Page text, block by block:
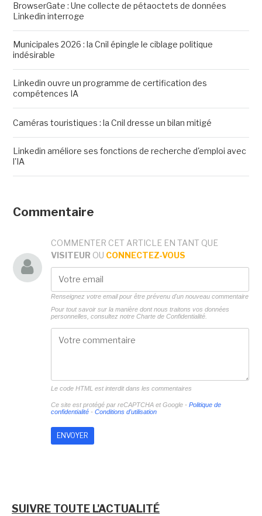
BrowserGate : Une collecte de pétaoctets de données
Linkedin interroge
Municipales 2026 : la Cnil épingle le ciblage politique
indésirable
Linkedin ouvre un programme de certification des
compétences IA
Caméras touristiques : la Cnil dresse un bilan mitigé
Linkedin améliore ses fonctions de recherche d'emploi avec
l'IA
Commentaire
COMMENTER CET ARTICLE EN TANT QUE
VISITEUR OU CONNECTEZ-VOUS
Renseignez votre email pour être prévenu d'un nouveau commentaire
Pour tout savoir sur la manière dont nous traitons vos données
personnelles, consultez notre Charte de Confidentialité.
Le code HTML est interdit dans les commentaires
Ce site est protégé par reCAPTCHA et Google - Politique de
confidentialité- Conditions d'utilisation
SUIVRE TOUTE L'ACTUALITÉ